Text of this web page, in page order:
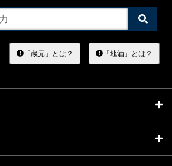
検
索
る
「蔵元」とは？ 「地酒」とは？